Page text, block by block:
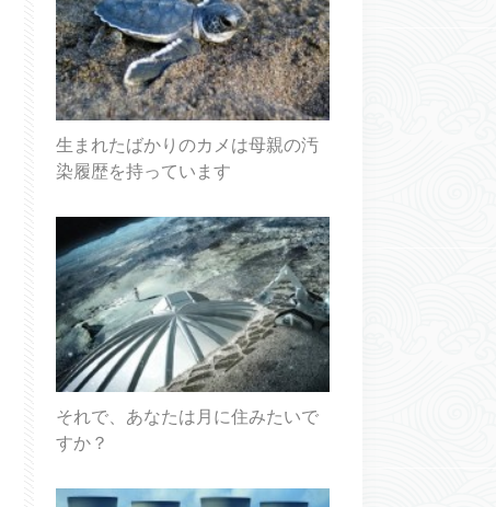
生まれたばかりのカメは母親の汚
染履歴を持っています
それで、あなたは月に住みたいで
すか？